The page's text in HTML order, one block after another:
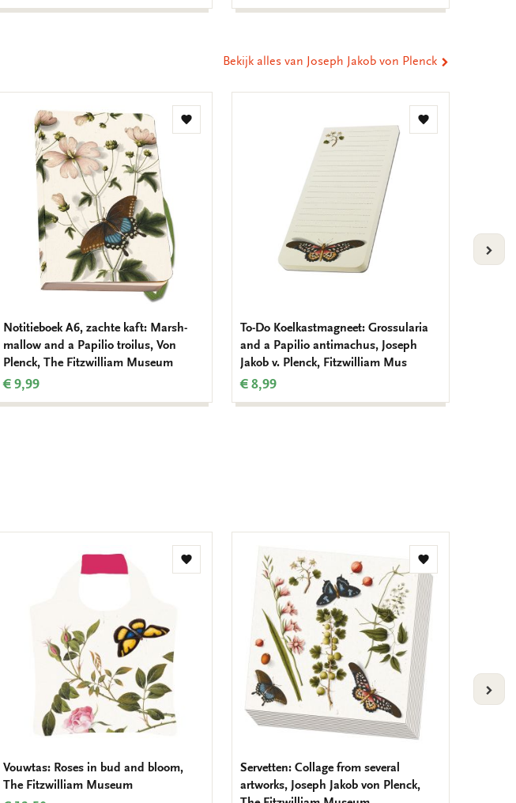
Bekijk alles van Joseph Jakob von Plenck
Toevoegen
Notitieboek A6, zachte kaft: Marsh-
mallow and a Papilio troilus, Von
Plenck, The Fitzwilliam Museum
€ 9,99
Toevoegen
To-Do Koelkastmagneet: Grossularia
and a Papilio antimachus, Joseph
Jakob v. Plenck, Fitzwilliam Mus
€ 8,99
Toevoegen
Vouwtas: Roses in bud and bloom,
The Fitzwilliam Museum
Toevoegen
aan
verlanglijst
Servetten: Collage from several
artworks, Joseph Jakob von Plenck,